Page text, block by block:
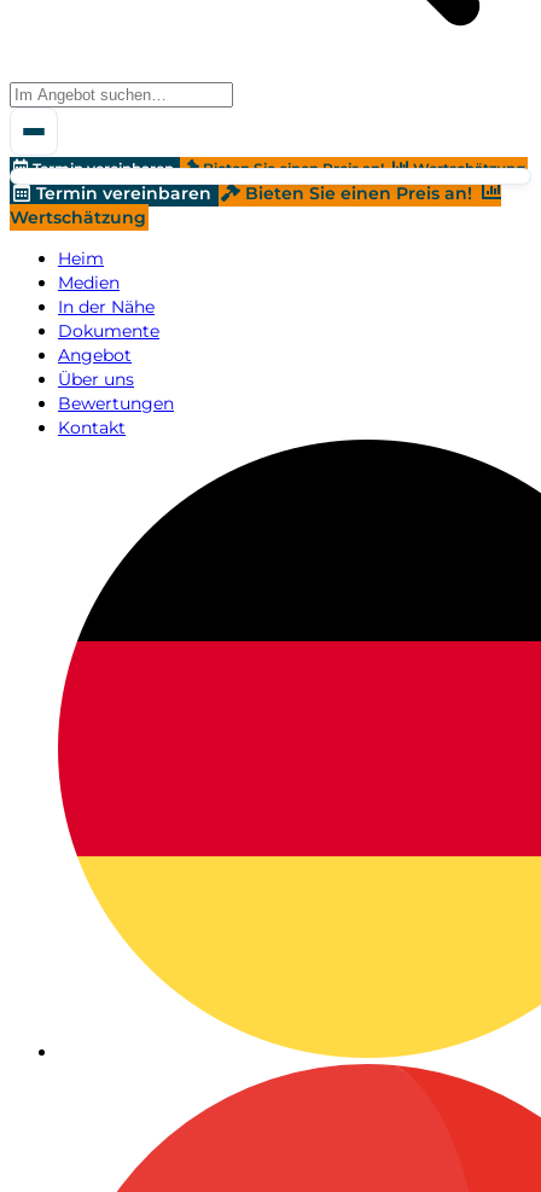
Termin vereinbaren Bieten Sie einen Preis an! Wertschätzung
Termin vereinbaren
Bieten Sie einen Preis an!
Wertschätzung
Heim
Medien
In der Nähe
Dokumente
Angebot
Über uns
Bewertungen
Kontakt